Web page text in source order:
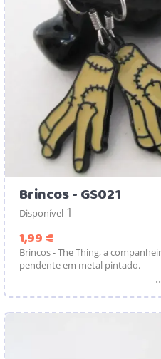
Brincos - GS021
Disponível 1
1,99 €
Brincos - The Thing, a
pendente em metal pintado.